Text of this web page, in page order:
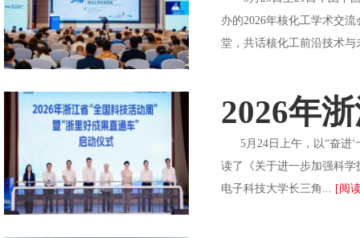
办的2026年核化工学术交
堂，共话核化工前沿技术
2026年
5月24日上午，以“奋进‘
读了《关于进一步加强科
电子科技大学长三角... [阅